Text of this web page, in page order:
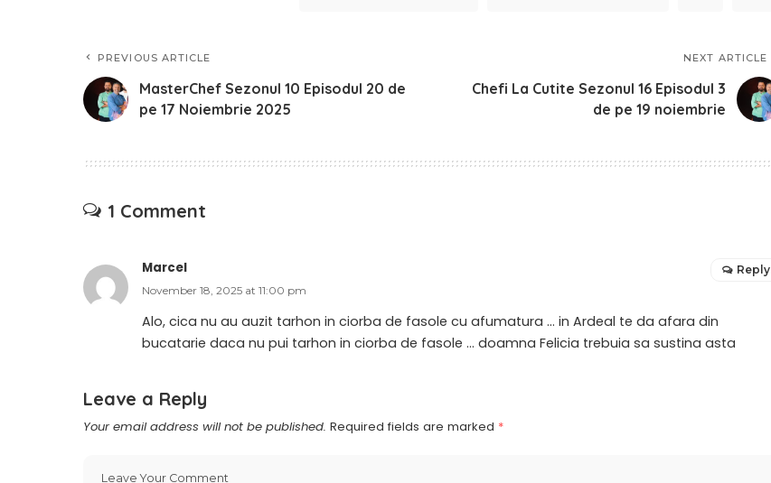
PREVIOUS ARTICLE
MasterChef Sezonul 10 Episodul 20 de
pe 17 Noiembrie 2025
NEXT ARTICLE
Chefi La Cutite Sezonul 16 Episodul 3
de pe 19 noiembrie
1 Comment
Marcel
November 18, 2025 at 11:00 pm
Alo, cica nu au auzit tarhon in ciorba de fasole cu afumatura … in Ardeal te da afara din
bucatarie daca nu pui tarhon in ciorba de fasole … doamna Felicia trebuia sa sustina asta
Reply
Leave a Reply
Your email address will not be published. Required fields are marked *